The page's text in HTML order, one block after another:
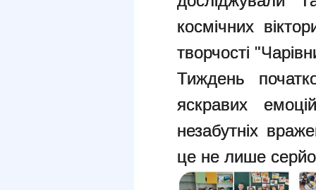
космічних
творчості
Тиждень
яскравих
незабутніх
це не лише